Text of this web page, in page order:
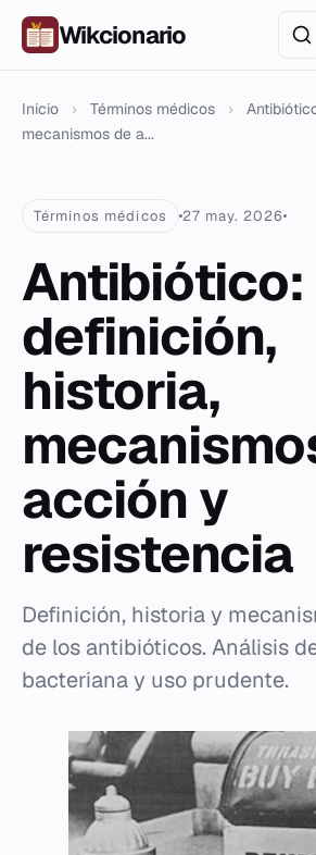
Wikcionario
Inicio › Términos médicos ›
mecanismos de a...
Términos médicos 27 may. 2026
Antibiótico:
definición,
historia,
acción y
resistencia
Definición, historia y
de los antibióticos. Análisis
bacteriana y uso prudente.